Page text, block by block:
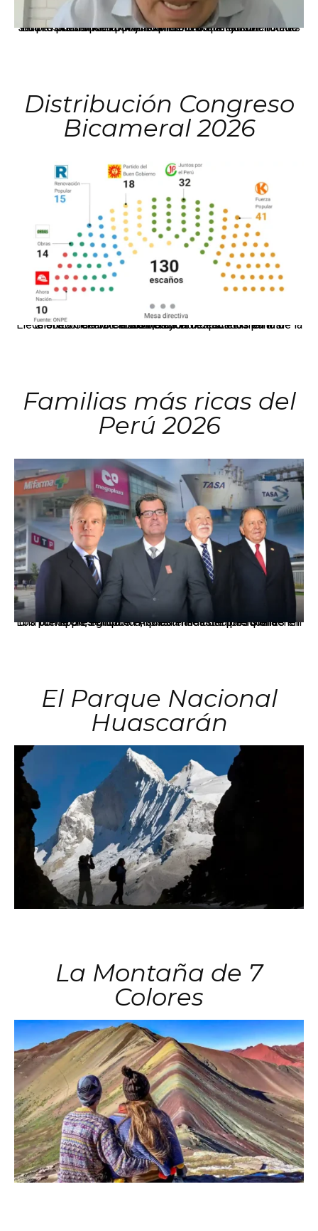
La presidenta Keiko Fujimori informó que la solicitud de indulto presentada por el expresidente Alejandro Toledo será evaluada por la Comisión de Gracias Presidenciales conforme al procedimiento establecido.
Distribución Congreso
Bicameral 2026
El JNE oficializó la distribución de escaños para la elección de 60 senadores y 130 diputados en las Elecciones Generales 2026, tras el restablecimiento de la Bicameralidad.
Familias más ricas del
Perú 2026
Los principales grupos empresariales del país mantienen una fuerte presencia en Áncash mediante inversiones en comercio, educación, salud e industria pesquera.
El Parque Nacional
Huascarán
La Montaña de 7
Colores